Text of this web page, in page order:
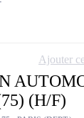
(H/F)
Ajouter